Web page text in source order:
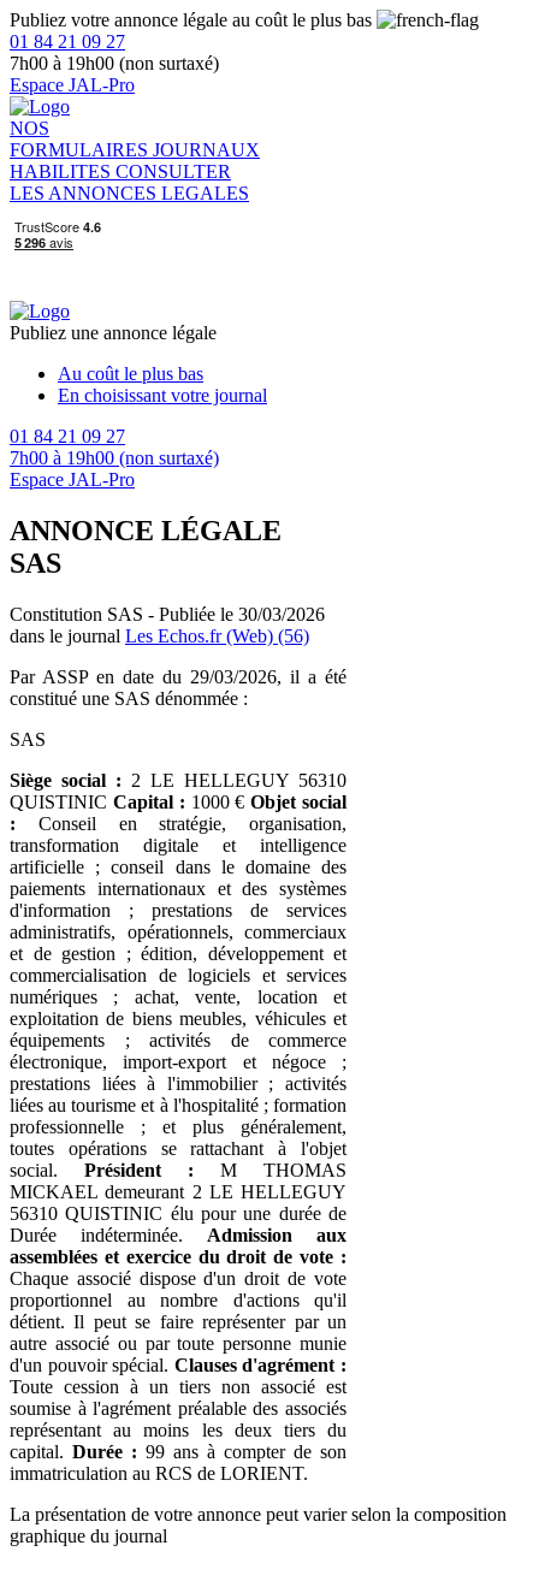
Publiez votre annonce légale au coût le plus bas
01 84 21 09 27
7h00 à 19h00 (non surtaxé)
Espace JAL-Pro
NOS
FORMULAIRES JOURNAUX
HABILITES CONSULTER
LES ANNONCES LEGALES
Publiez une annonce légale
Au coût le plus bas
En choisissant votre journal
01 84 21 09 27
7h00 à 19h00 (non surtaxé)
Espace JAL-Pro
ANNONCE LÉGALE
SAS
Constitution SAS - Publiée le 30/03/2026
dans le journal Les Echos.fr (Web) (56)
Par ASSP en date du 29/03/2026, il a été
constitué une SAS dénommée :
SAS
Siège social : 2 LE HELLEGUY 56310
QUISTINIC Capital : 1000 €Objet social
: Conseil en stratégie, organisation,
transformation digitale et intelligence
artificielle ; conseil dans le domaine des
paiements internationaux et des systèmes
d'information ; prestations de services
administratifs, opérationnels, commerciaux
et de gestion ; édition, développement et
commercialisation de logiciels et services
numériques ; achat, vente, location et
exploitation de biens meubles, véhicules et
équipements ; activités de commerce
électronique, import-export et négoce ;
prestations liées à l'immobilier ; activités
liées au tourisme et à l'hospitalité ; formation
professionnelle ; et plus généralement,
toutes opérations se rattachant à l'objet
social. Président : M THOMAS
MICKAEL demeurant 2 LE HELLEGUY
56310 QUISTINIC élu pour une durée de
Durée indéterminée. Admission aux
assemblées et exercice du droit de vote :
Chaque associé dispose d'un droit de vote
proportionnel au nombre d'actions qu'il
détient. Il peut se faire représenter par un
autre associé ou par toute personne munie
d'un pouvoir spécial. Clauses d'agrément :
Toute cession à un tiers non associé est
soumise à l'agrément préalable des associés
représentant au moins les deux tiers du
capital. Durée : 99 ans à compter de son
immatriculation au RCS de LORIENT.
La présentation de votre annonce peut varier selon la composition
graphique du journal